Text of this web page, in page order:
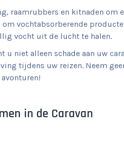
raamrubbers en kitnaden om
om vochtabsorberende
vocht uit de lucht te halen.
niet alleen schade aan uw
tijdens uw reizen. Neem
in de Caravan